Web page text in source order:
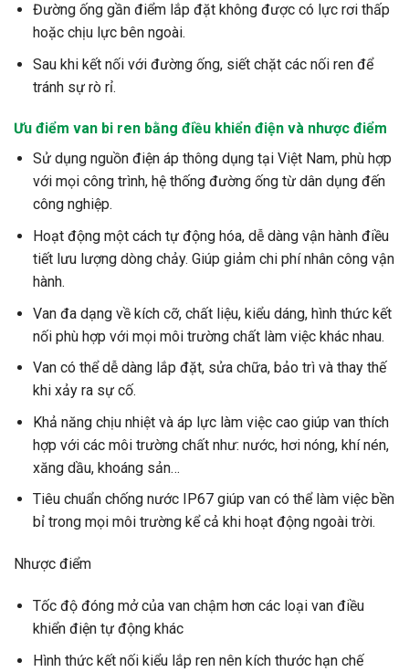
Đường ống gần điểm lắp đặt không được có lực rơi thấp
hoặc chịu lực bên ngoài.
Sau khi kết nối với đường ống, siết chặt các nối ren để
tránh sự rò rỉ.
Ưu điểm van bi ren bằng điều khiển điện và nhược điểm
Sử dụng nguồn điện áp thông dụng tại Việt Nam, phù hợp
với mọi công trình, hệ thống đường ống từ dân dụng đến
công nghiệp.
Hoạt động một cách tự động hóa, dễ dàng vận hành điều
tiết lưu lượng dòng chảy. Giúp giảm chi phí nhân công vận
hành.
Van đa dạng về kích cỡ, chất liệu, kiểu dáng, hình thức kết
nối phù hợp với mọi môi trường chất làm việc khác nhau.
Van có thể dễ dàng lắp đặt, sửa chữa, bảo trì và thay thế
khi xảy ra sự cố.
Khả năng chịu nhiệt và áp lực làm việc cao giúp van thích
hợp với các môi trường chất như: nước, hơi nóng, khí nén,
xăng dầu, khoáng sản…
Tiêu chuẩn chống nước IP67 giúp van có thể làm việc bền
bỉ trong mọi môi trường kể cả khi hoạt động ngoài trời.
Nhược điểm
Tốc độ đóng mở của van chậm hơn các loại van điều
khiển điện tự động khác
Hình thức kết nối kiểu lắp ren nên kích thước hạn chế